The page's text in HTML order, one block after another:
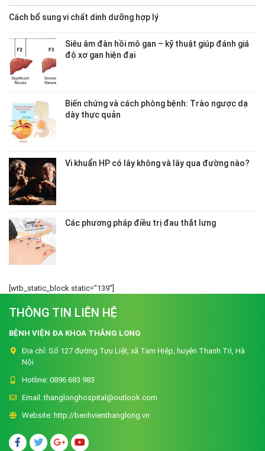
Cách bổ sung vi chất dinh dưỡng hợp lý
Siêu âm đàn hồi mô gan – kỹ thuật giúp đánh giá
độ xơ gan hiện đại
Biến chứng và cách phòng bệnh: Trào ngược dạ
dày thực quản
Vi khuẩn HP có lây không và lây qua đường nào?
Các phương pháp điều trị đau thắt lưng
[wtb_static_block static="139"]
THÔNG TIN LIÊN HỆ
BỆNH VIỆN ĐA KHOA THĂNG LONG
Địa chỉ: Số 127 đường Tựu Liệt, xã Tam Hiệp, huyện Thanh Trì, Hà
Nội
Hotline: 0896 683 983
Email:thanglonghospital@outlook.com
Website: http://benhvienthanglong.vn